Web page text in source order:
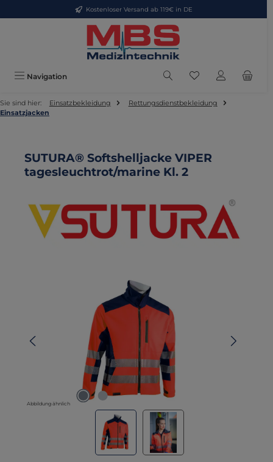
Zum Hauptinhalt springenKostenloser Versand ab 119€ in DE
Navigation Du hast 0
Sie sind hier: Einsatzbekleidung
Rettungsdienstbekleidung
Einsatzjacken
SUTURA® Softshelljacke VIPER
tagesleuchtrot/marine Kl. 2
Abbildung ähnlich